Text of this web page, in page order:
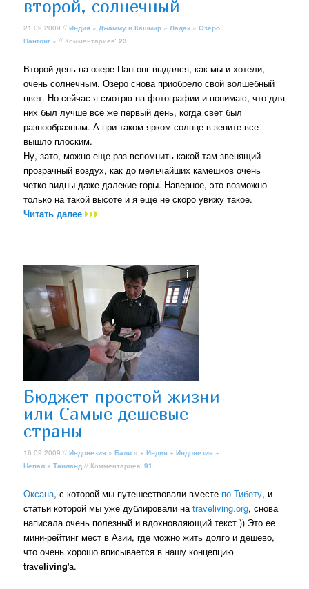
второй, солнечный
21.09.2009 //Индия » Джамму и Кашмир »Ладак »Озеро
Пангонг » // Комментариев:23
Второй день на озере Пангонг выдался, как мы и хотели,
очень солнечным. Озеро снова приобрело свой волшебный
цвет. Но сейчас я смотрю на фотографии и понимаю, что для
них был лучше все же первый день, когда свет был
разнообразным. А при таком ярком солнце в зените все
вышло плоским.
Ну, зато, можно еще раз вспомнить какой там звенящий
прозрачный воздух, как до мельчайших камешков очень
четко видны даже далекие горы. Наверное, это возможно
только на такой высоте и я еще не скоро увижу такое.
Читать далее
Бюджет простой жизни
или Самые дешевые
страны
16.09.2009 //Индонезия »Бали » +Индия +Индонезия +
Непал +Таиланд // Комментариев:91
Оксана, с которой мы путешествовали вместе по Тибету, и
статьи которой мы уже дублировали наtraveliving.org, снова
написала очень полезный и вдохновляющий текст )) Это ее
мини-рейтинг мест в Азии, где можно жить долго и дешево,
что очень хорошо вписывается в нашу концепцию
traveliving'a.